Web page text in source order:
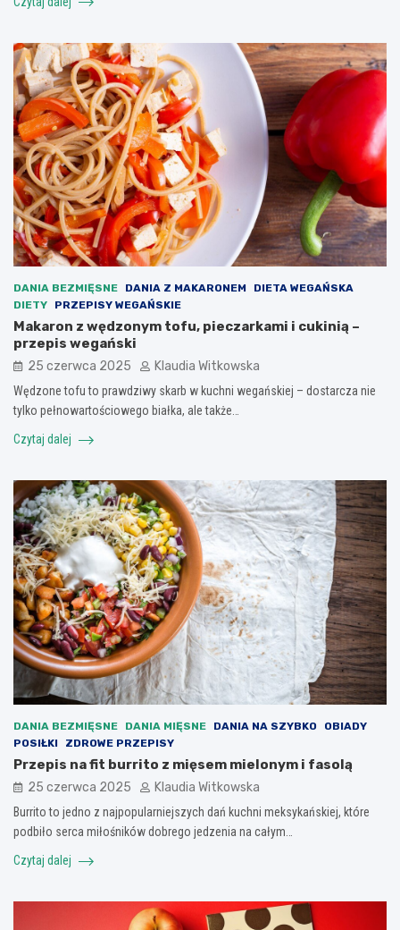
DANIA BEZMIĘSNE DANIA Z MAKARONEM
DIETA WEGAŃSKA
DIETY
PRZEPISY WEGAŃSKIE
Makaron z wędzonym tofu, pieczarkami i cukinią –
przepis wegański
25 czerwca 2025 Klaudia Witkowska
Wędzone tofu to prawdziwy skarb w kuchni wegańskiej – dostarcza nie
tylko pełnowartościowego białka, ale także…
Czytaj dalej
DANIA BEZMIĘSNE DANIA MIĘSNE DANIA NA SZYBKO
OBIADY
POSIŁKI
ZDROWE PRZEPISY
Przepis na fit burrito z mięsem mielonym i fasolą
25 czerwca 2025 Klaudia Witkowska
Burrito to jedno z najpopularniejszych dań kuchni meksykańskiej, które
podbiło serca miłośników dobrego jedzenia na całym…
Czytaj dalej